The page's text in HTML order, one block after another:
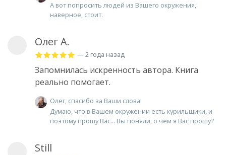
А вот попросить людей из Вашего окружения,
наверное, стоит.
Олег А.
— 2 года назад
Запомнилась искренность автора. Книга
реально помогает.
Олег, спасибо за Ваши слова!
Думаю, что в Вашем окружении есть курильщики, и
поэтому прошу Вас... Вы поняли, о чём я Вас прошу?
Still